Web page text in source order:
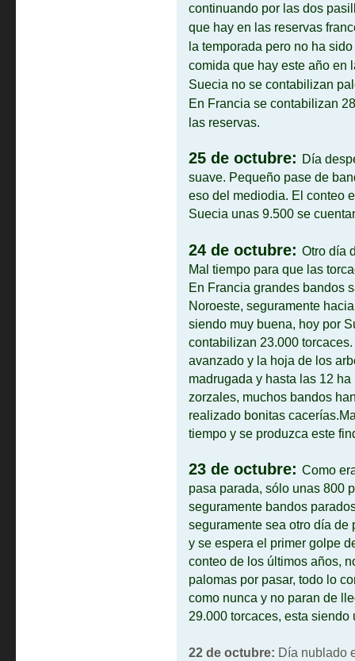
continuando por las dos
que hay en las reservas
la temporada pero no ha
comida que hay este año en
Suecia no se contabilizan
En Francia se contabilizan
las reservas.
25 de octubre: Día
suave. Pequeño pase de
eso del mediodia. El conteo
Suecia unas 9.500 se
24 de octubre: Otro día
Mal tiempo para que las
En Francia grandes bandos
Noroeste, seguramente
siendo muy buena, hoy por
contabilizan 23.000
avanzado y la hoja de los
madrugada y hasta las 12 ha
zorzales, muchos bandos
realizado bonitas
tiempo y se produzca este
23 de octubre: Como
pasa parada, sólo unas 800
seguramente bandos
seguramente sea otro día de
y se espera el primer golpe
conteo de los últimos años,
palomas por pasar, todo lo
como nunca y no paran de
29.000 torcaces, esta siendo
22 de octubre: Día nublado